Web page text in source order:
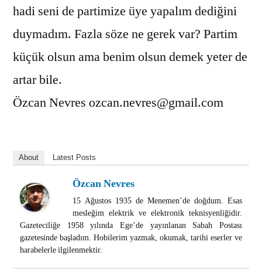
hadi seni de partimize üye yapalım dediğini
duymadım. Fazla söze ne gerek var? Partim
küçük olsun ama benim olsun demek yeter de
artar bile.
Özcan Nevres ozcan.nevres@gmail.com
About Latest Posts
Özcan Nevres
15 Ağustos 1935 de Menemen’de doğdum. Esas
mesleğim elektrik ve elektronik teknisyenliğidir.
Gazeteciliğe 1958 yılında Ege’de yayınlanan Sabah Postası
gazetesinde başladım. Hobilerim yazmak, okumak, tarihi eserler ve
harabelerle ilgilenmektir.